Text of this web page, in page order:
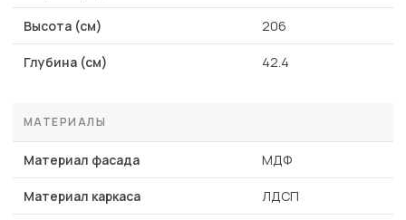
Высота (см) 206
Глубина (см) 42.4
МАТЕРИАЛЫ
Материал фасада МДФ
Материал каркаса ЛДСП